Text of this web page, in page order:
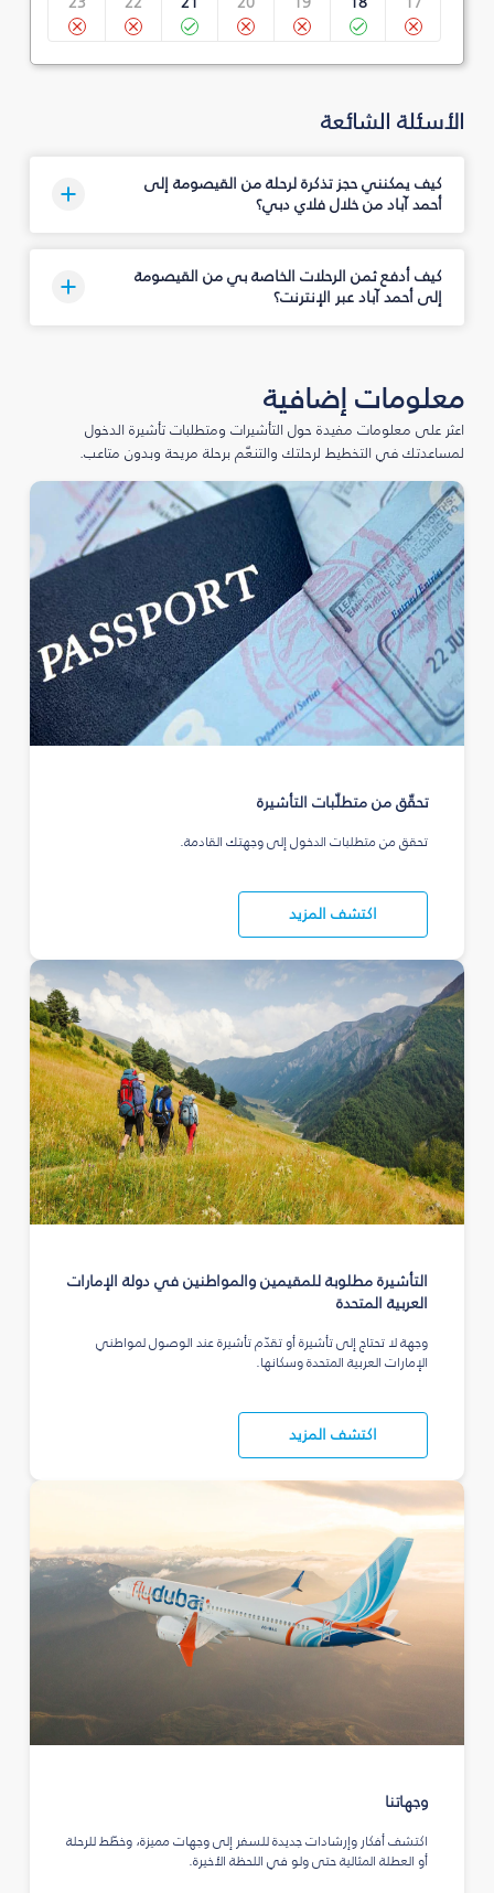
الأسئلة الشائعة
كيف يمكنني حجز تذكرة لرحلة من القيصومة إلى
أحمد آباد من خلال فلاي دبي؟
كيف أدفع ثمن الرحلات الخاصة بي من القيصومة
إلى أحمد آباد عبر الإنترنت؟
معلومات إضافية
اعثر على معلومات مفيدة حول التأشيرات ومتطلبات تأشيرة الدخول
لمساعدتك في التخطيط لرحلتك والتنعّم برحلة مريحة وبدون متاعب.
تحقّق من متطلّبات التأشيرة
تحقق من متطلبات الدخول إلى وجهتك القادمة.
اكتشف المزيد
التأشيرة مطلوبة للمقيمين والمواطنين في دولة الإمارات
العربية المتحدة
وجهة لا تحتاج إلى تأشيرة أو تقدّم تأشيرة عند الوصول لمواطني
الإمارات العربية المتحدة وسكانها.
اكتشف المزيد
وجهاتنا
اكتشف أفكار وإرشادات جديدة للسفر إلى وجهات مميزة، وخطّط للرحلة
أو العطلة المثالية حتى ولو في اللحظة الأخيرة.